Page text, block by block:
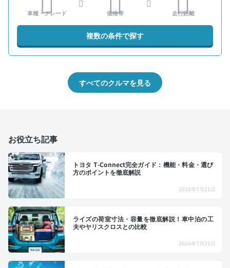
車種・グレード 価格帯 走行距離
複数の条件で探す
すべてのクルマを見る
お役立ち記事
トヨタ T-Connect完全ガイド：機能・料金・選び
方のポイントを徹底解説
2026年7月21日
ライズの荷室寸法・容量を徹底解説！車中泊の工
夫やヤリスクロスとの比較
2026年7月21日